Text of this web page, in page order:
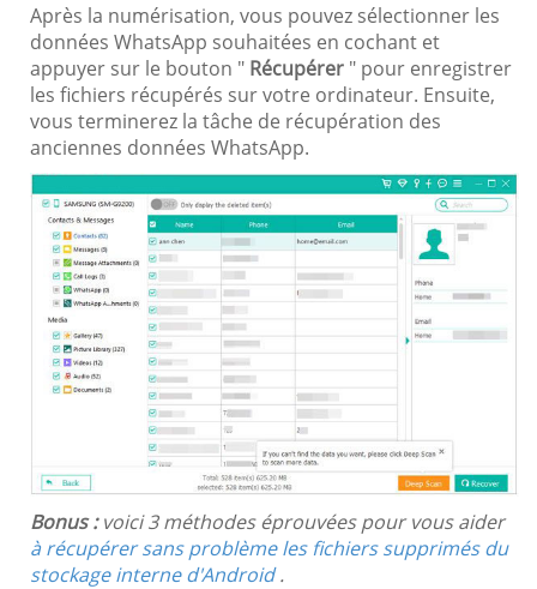
Après la numérisation, vous pouvez sélectionner les
données WhatsApp souhaitées en cochant et
appuyer sur le bouton " Récupérer " pour enregistrer
les fichiers récupérés sur votre ordinateur. Ensuite,
vous terminerez la tâche de récupération des
anciennes données WhatsApp.
Bonus : voici 3 méthodes éprouvées pour vous aider
à récupérer sans problème les fichiers supprimés du
stockage interne d'Android.